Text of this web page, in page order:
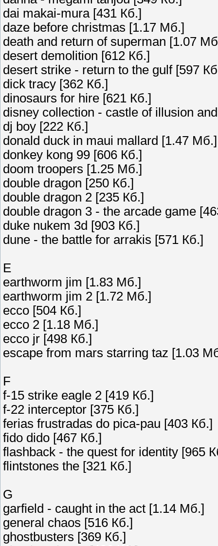
dai makai-mura [431 Кб.]
daze before christmas [1.17 Мб.]
death and return of superman [1.07
desert demolition [612 Кб.]
desert strike - return to the gulf [597
dick tracy [362 Кб.]
dinosaurs for hire [621 Кб.]
disney collection - castle of illusion
dj boy [222 Кб.]
donald duck in maui mallard [1.47 Мб.]
donkey kong 99 [606 Кб.]
doom troopers [1.25 Мб.]
double dragon [250 Кб.]
double dragon 2 [235 Кб.]
double dragon 3 - the arcade game
duke nukem 3d [903 Кб.]
dune - the battle for arrakis [571 Кб.]
E
earthworm jim [1.83 Мб.]
earthworm jim 2 [1.72 Мб.]
ecco [504 Кб.]
ecco 2 [1.18 Мб.]
ecco jr [498 Кб.]
escape from mars starring taz [1.03
F
f-15 strike eagle 2 [419 Кб.]
f-22 interceptor [375 Кб.]
ferias frustradas do pica-pau [403 Кб.]
fido dido [467 Кб.]
flashback - the quest for identity [965
flintstones the [321 Кб.]
G
garfield - caught in the act [1.14 Мб.]
general chaos [516 Кб.]
ghostbusters [369 Кб.]